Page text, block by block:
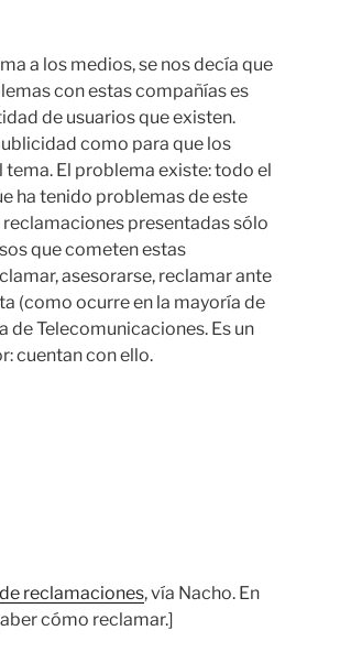
a los medios, se nos decía que
con estas compañías es
de usuarios que existen.
como para que los
El problema existe: todo el
ha tenido problemas de este
reclamaciones presentadas sólo
que cometen estas
asesorarse, reclamar ante
(como ocurre en la mayoría de
de Telecomunicaciones. Es un
cuentan con ello.
reclamaciones, vía Nacho. En
cómo reclamar.]